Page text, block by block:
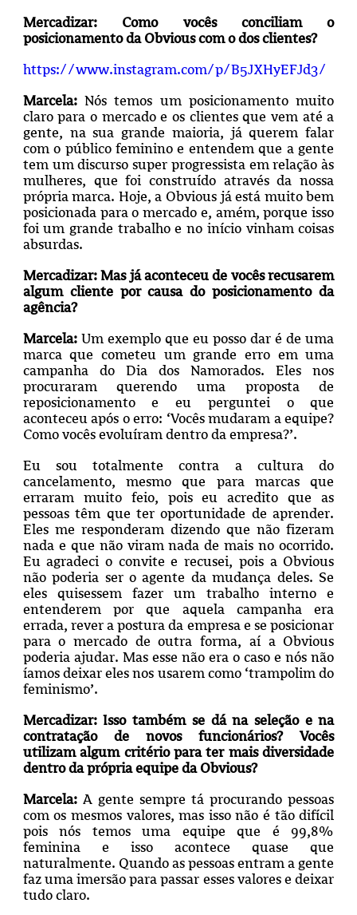
Mercadizar: Como vocês conciliam o
posicionamento da Obvious com o dos clientes?
https://www.instagram.com/p/B5JXHyEFJd3/
Marcela:Nós temos um posicionamento muito
claro para o mercado e os clientes que vem até a
gente, na sua grande maioria, já querem falar
com o público feminino e entendem que a gente
tem um discurso super progressista em relação às
mulheres, que foi construído através da nossa
própria marca. Hoje, a Obvious já está muito bem
posicionada para o mercado e, amém, porque isso
foi um grande trabalho e no início vinham coisas
absurdas.
Mercadizar: Mas já aconteceu de vocês recusarem
algum cliente por causa do posicionamento da
agência?
Marcela: Um exemplo que eu posso dar é de uma
marca que cometeu um grande erro em uma
campanha do Dia dos Namorados. Eles nos
procuraram querendo uma proposta de
reposicionamento e eu perguntei o que
aconteceu após o erro: ‘Vocês mudaram a equipe?
Como vocês evoluíram dentro da empresa?’.
Eu sou totalmente contra a cultura do
cancelamento, mesmo que para marcas que
erraram muito feio, pois eu acredito que as
pessoas têm que ter oportunidade de aprender.
Eles me responderam dizendo que não fizeram
nada e que não viram nada de mais no ocorrido.
Eu agradeci o convite e recusei, pois a Obvious
não poderia ser o agente da mudança deles. Se
eles quisessem fazer um trabalho interno e
entenderem por que aquela campanha era
errada, rever a postura da empresa e se posicionar
para o mercado de outra forma, aí a Obvious
poderia ajudar. Mas esse não era o caso e nós não
íamos deixar eles nos usarem como ‘trampolim do
feminismo’.
Mercadizar:Isso também se dá na seleção e na
contratação de novos funcionários? Vocês
utilizam algum critério para ter mais diversidade
dentro da própria equipe da Obvious?
Marcela: A gente sempre tá procurando pessoas
com os mesmos valores, mas isso não é tão difícil
pois nós temos uma equipe que é 99,8%
feminina e isso acontece quase que
naturalmente. Quando as pessoas entram a gente
faz uma imersão para passar esses valores e deixar
tudo claro.